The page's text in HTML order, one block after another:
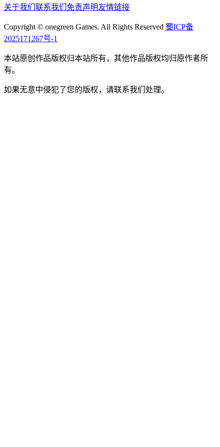
关于我们 联系我们 免责声明友情链接
Copyright © onegreen Games. All Rights Reserved 蜀ICP备
2025171267号-1
本站原创作品版权归本站所有，其他作品版权均归原作者所
有。
如果无意中侵犯了您的版权，请联系我们处理。